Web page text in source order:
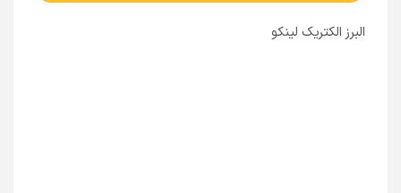
البرز الکتریک لینکو